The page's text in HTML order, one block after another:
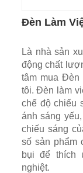
Đèn Làm
Là nhà sản
động chất
tâm mua Đèn
tôi. Đèn làm
chế độ chiếu
ánh sáng
chiếu sáng
số sản phẩm
bụi để thích
nghiệt.